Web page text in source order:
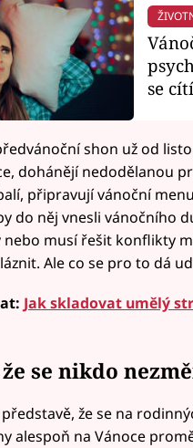
se
shon už od
dohánějí nedodělanou
připravují vánoční
do něj vnesli vánočního
musí řešit konflikty
Ale co se pro to dá
Jak skladovat umělý
se nikdo
že se na
alespoň na Vánoce